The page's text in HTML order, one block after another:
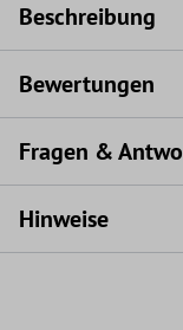
Beschreibung
Bewertungen
Fragen &
Hinweise